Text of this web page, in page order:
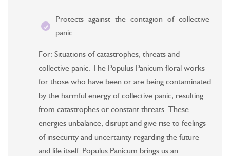
Protects against the contagion of collective
panic.
For: Situations of catastrophes, threats and
collective panic. The Populus Panicum floral works
for those who have been or are being contaminated
by the harmful energy of collective panic, resulting
from catastrophes or constant threats. These
energies unbalance, disrupt and give rise to feelings
of insecurity and uncertainty regarding the future
and life itself. Populus Panicum brings us an